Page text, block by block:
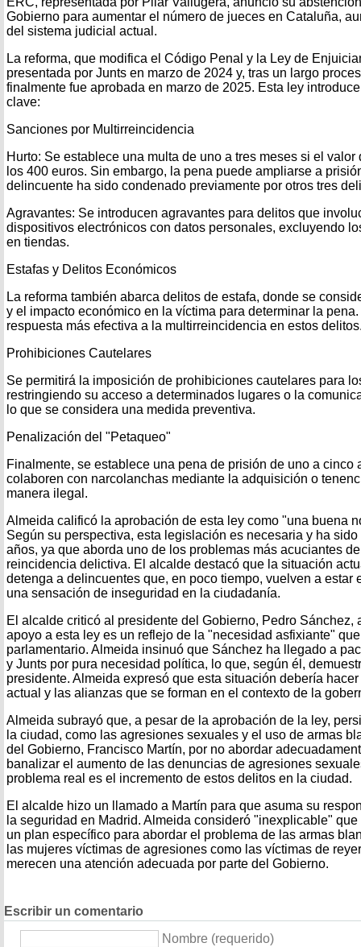
Gobierno para aumentar el número de jueces en Cataluña,
del sistema judicial actual.
La reforma, que modifica el Código Penal y la Ley de
presentada por Junts en marzo de 2024 y, tras un largo
finalmente fue aprobada en marzo de 2025. Esta ley
clave:
Sanciones por Multirreincidencia
Hurto: Se establece una multa de uno a tres meses si el
los 400 euros. Sin embargo, la pena puede ampliarse a
delincuente ha sido condenado previamente por otros tres
Agravantes: Se introducen agravantes para delitos que
dispositivos electrónicos con datos personales, excluyendo
en tiendas.
Estafas y Delitos Económicos
La reforma también abarca delitos de estafa, donde se
y el impacto económico en la víctima para determinar la
respuesta más efectiva a la multirreincidencia en estos
Prohibiciones Cautelares
Se permitirá la imposición de prohibiciones cautelares para
restringiendo su acceso a determinados lugares o la
lo que se considera una medida preventiva.
Penalización del "Petaqueo"
Finalmente, se establece una pena de prisión de uno a cinco
colaboren con narcolanchas mediante la adquisición o
manera ilegal.
Almeida calificó la aprobación de esta ley como "una buena
Según su perspectiva, esta legislación es necesaria y ha
años, ya que aborda uno de los problemas más acuciantes
reincidencia delictiva. El alcalde destacó que la situación
detenga a delincuentes que, en poco tiempo, vuelven a estar
una sensación de inseguridad en la ciudadanía.
El alcalde criticó al presidente del Gobierno, Pedro Sánchez,
apoyo a esta ley es un reflejo de la "necesidad asfixiante"
parlamentario. Almeida insinuó que Sánchez ha llegado a
y Junts por pura necesidad política, lo que, según él,
presidente. Almeida expresó que esta situación debería
actual y las alianzas que se forman en el contexto de la
Almeida subrayó que, a pesar de la aprobación de la ley,
la ciudad, como las agresiones sexuales y el uso de armas
del Gobierno, Francisco Martín, por no abordar
banalizar el aumento de las denuncias de agresiones
problema real es el incremento de estos delitos en la ciudad.
El alcalde hizo un llamado a Martín para que asuma su
la seguridad en Madrid. Almeida consideró "inexplicable"
un plan específico para abordar el problema de las armas
las mujeres víctimas de agresiones como las víctimas de
merecen una atención adecuada por parte del Gobierno.
Escribir un comentario
Nombre (requerido)